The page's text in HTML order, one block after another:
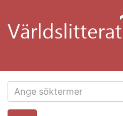
huvudinnehåll
Search